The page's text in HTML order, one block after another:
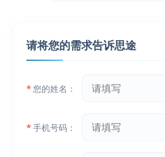
请将您的需求告诉思途
*您的姓名：
*手机号码：